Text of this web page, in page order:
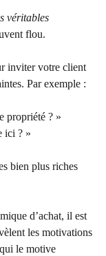
véritables
flou.
inviter votre client
Par exemple :
propriété ? »
ici ? »
bien plus riches
d’achat, il est
les motivations
le motive